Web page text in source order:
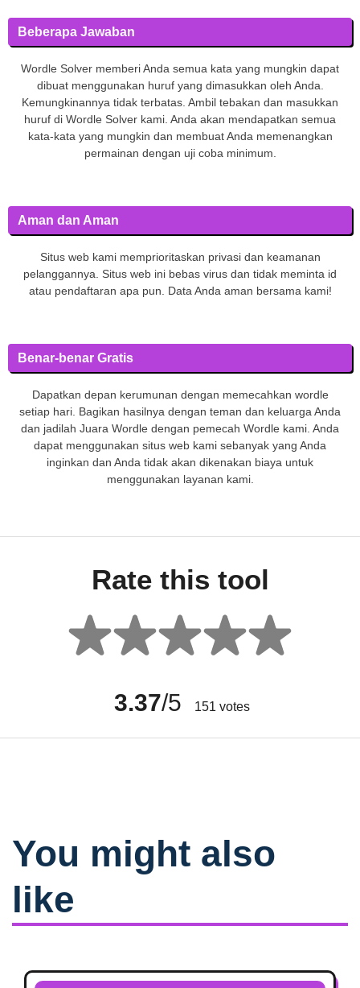
Beberapa Jawaban
Wordle Solver memberi Anda semua kata yang mungkin dapat
dibuat menggunakan huruf yang dimasukkan oleh Anda.
Kemungkinannya tidak terbatas. Ambil tebakan dan masukkan
huruf di Wordle Solver kami. Anda akan mendapatkan semua
kata-kata yang mungkin dan membuat Anda memenangkan
permainan dengan uji coba minimum.
Aman dan Aman
Situs web kami memprioritaskan privasi dan keamanan
pelanggannya. Situs web ini bebas virus dan tidak meminta id
atau pendaftaran apa pun. Data Anda aman bersama kami!
Benar-benar Gratis
Dapatkan depan kerumunan dengan memecahkan wordle
setiap hari. Bagikan hasilnya dengan teman dan keluarga Anda
dan jadilah Juara Wordle dengan pemecah Wordle kami. Anda
dapat menggunakan situs web kami sebanyak yang Anda
inginkan dan Anda tidak akan dikenakan biaya untuk
menggunakan layanan kami.
Rate this tool
3.37/5 151 votes
You might also
like